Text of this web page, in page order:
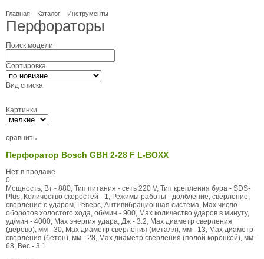
Главная Каталог Инструменты
Перфораторы
Поиск модели
Сортировка
Вид списка
Картинки
сравнить
Перфоратор Bosch GBH 2-28 F L-BOXX
Нет в продаже
0
Мощность, Вт - 880, Тип питания - сеть 220 V, Тип крепления бура - SDS-
Plus, Количество скоростей - 1, Режимы работы - долбление, сверление,
сверление с ударом, Реверс, Антивибрационная система, Max число
оборотов холостого хода, об/мин - 900, Max количество ударов в минуту,
уд/мин - 4000, Max энергия удара, Дж - 3.2, Max диаметр сверления
(дерево), мм - 30, Max диаметр сверления (металл), мм - 13, Max диаметр
сверления (бетон), мм - 28, Max диаметр сверления (полой коронкой), мм -
68, Вес - 3.1